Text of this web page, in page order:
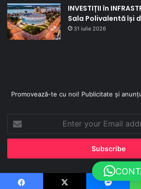
INVESTIȚII în
Sala Polivalentă își
31 iulie 2026
Promovează-te cu noi! Publicitate și
your
Email